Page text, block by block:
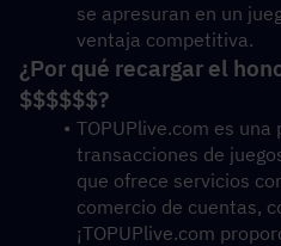
se apresuran en un
ventaja competitiva.
¿Por qué recargar el
$$$$$$?
TOPUPlive.com es
transacciones de
que ofrece servicios
comercio de cuentas,
¡TOPUPlive.com